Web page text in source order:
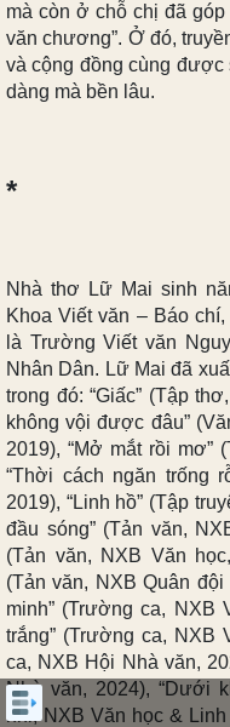
mà còn ở chỗ chị đã góp
văn chương”. Ở đó,
và cộng đồng cùng được
dàng mà bền lâu.
*
Nhà thơ Lữ Mai sinh
Khoa Viết văn – Báo
là Trường Viết văn
Nhân Dân. Lữ Mai đã
trong đó: “Giấc” (Tập
không vội được đâu”
2019), “Mở mắt rồi mơ”
“Thời cách ngăn trống
2019), “Linh hồ” (Tập
đầu sóng” (Tản văn,
(Tản văn, NXB Văn
(Tản văn, NXB Quân
minh” (Trường ca, NXB
trắng” (Trường ca, NXB
ca, NXB Hội Nhà văn,
Nhà văn, 2024), “Dưới
nhi, NXB Văn học &